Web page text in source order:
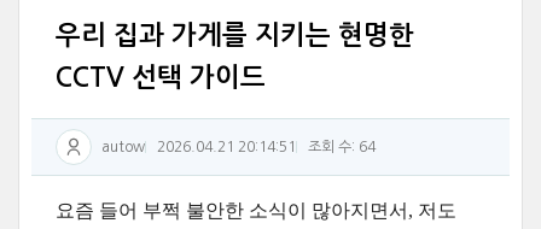
우리 집과 가게를 지키는 현명한
CCTV 선택 가이드
autow 2026.04.21 20:14:51 조회 수: 64
요즘 들어 부쩍 불안한 소식이 많아지면서, 저도